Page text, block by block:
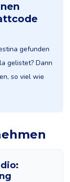
gefunden
gelistet? Dann
so viel wie